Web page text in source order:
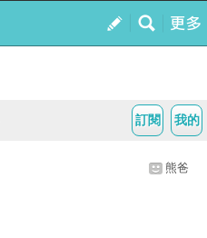
我的
訂閱
熊爸